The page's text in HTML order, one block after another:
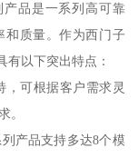
品是一系列高可靠
和质量。作为西门子
有以下突出特点：
，可根据客户需求灵
。
产品支持多达8个模